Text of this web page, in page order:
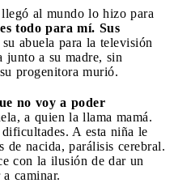
al mundo lo hizo para
todo para mí. Sus
su abuela para la televisión
junto a su madre, sin
progenitora murió.
no voy a poder
a quien la llama mamá.
dificultades. A esta niña le
de nacida, parálisis cerebral.
con la ilusión de dar un
caminar.